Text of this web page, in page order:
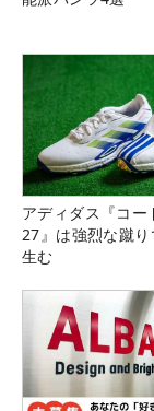
アディダス『コー
27』は強烈な蹴り
生む